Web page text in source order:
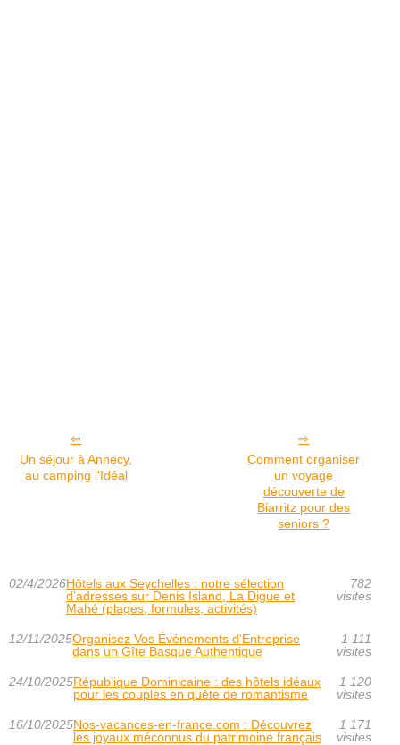
Un séjour à Annecy,
au camping l'Idéal
Comment organiser
un voyage
découverte de
Biarritz pour des
seniors ?
02/4/2026Hôtels aux Seychelles : notre sélection
d’adresses sur Denis Island, La Digue et
Mahé (plages, formules, activités)
782
visites
12/11/2025Organisez Vos Événements d'Entreprise
dans un Gîte Basque Authentique
1 111
visites
24/10/2025République Dominicaine : des hôtels idéaux
pour les couples en quête de romantisme
1 120
visites
16/10/2025Nos-vacances-en-france.com : Découvrez
les joyaux méconnus du patrimoine français
1 171
visites